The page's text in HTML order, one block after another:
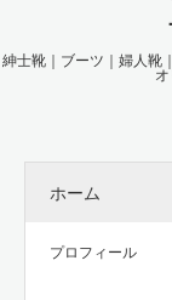
紳士靴｜ブーツ｜婦人靴
ホーム
プロフィール